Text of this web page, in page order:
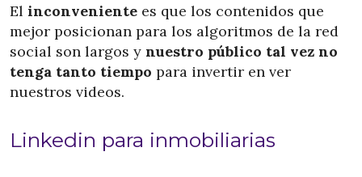
El inconveniente es que los contenidos que
mejor posicionan para los algoritmos de la red
social son largos y nuestro público tal vez no
tenga tanto tiempo para invertir en ver
nuestros videos.
Linkedin para inmobiliarias